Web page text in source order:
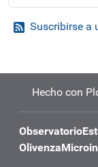
Suscribirse a
Hecho con
Observatorio
Olivenza